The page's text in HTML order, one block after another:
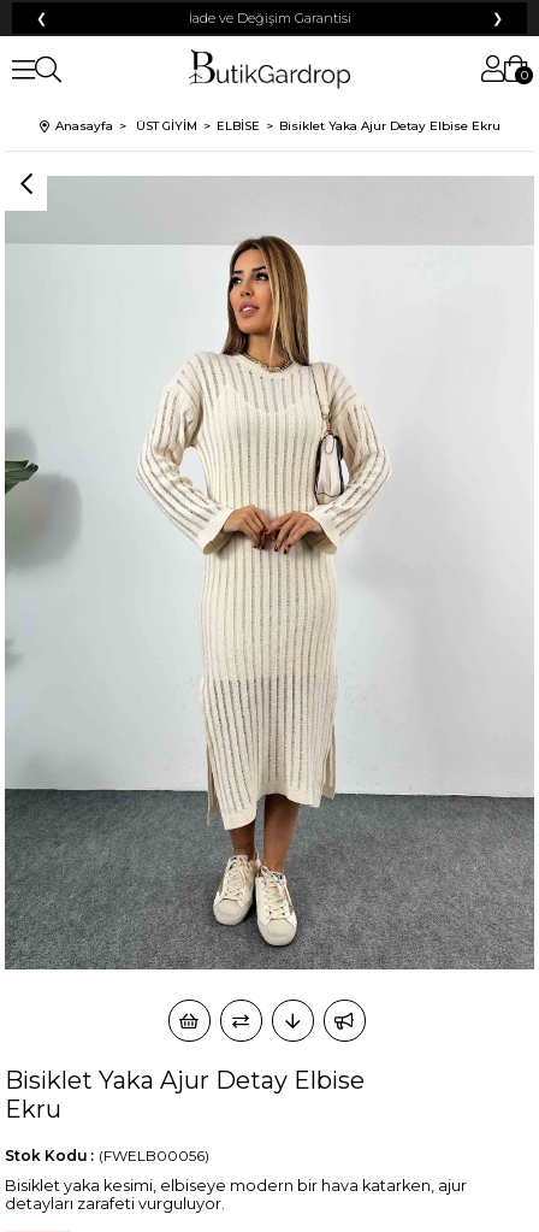
❮ Tüm Kredi Kartlarına +12 Taksit İmkanı! ❯
0
Anasayfa ÜST GİYİM ELBİSE Bisiklet Yaka Ajur Detay Elbise Ekru
Bisiklet Yaka Ajur Detay Elbise
Ekru
(FWELB00056)
Stok Kodu
Bisiklet yaka kesimi, elbiseye modern bir hava katarken, ajur
detayları zarafeti vurguluyor.